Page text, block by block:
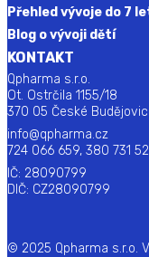
Přehled vývoje do 7
Blog o vývoji dětí
KONTAKT
Qpharma s.r.o.
Ot. Ostrčila 1155/18
370 05 České
info@qpharma.cz
724 066 659, 380 731
IČ: 28090799
DIČ: CZ28090799
© 2025 Qpharma s.r.o.